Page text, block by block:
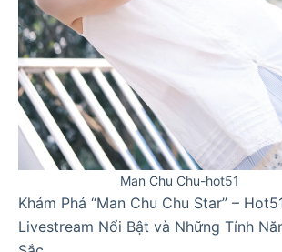
Man Chu Chu-hot51
Khám Phá “Man Chu Chu Star” –
Livestream Nổi Bật và Những Tính